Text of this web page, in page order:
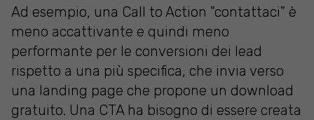
Ad esempio, una Call to Action "contattaci" è
meno accattivante e quindi meno
performante per le conversioni dei lead
rispetto a una più specifica, che invia verso
una landing page che propone un download
gratuito. Una CTA ha bisogno di essere creata